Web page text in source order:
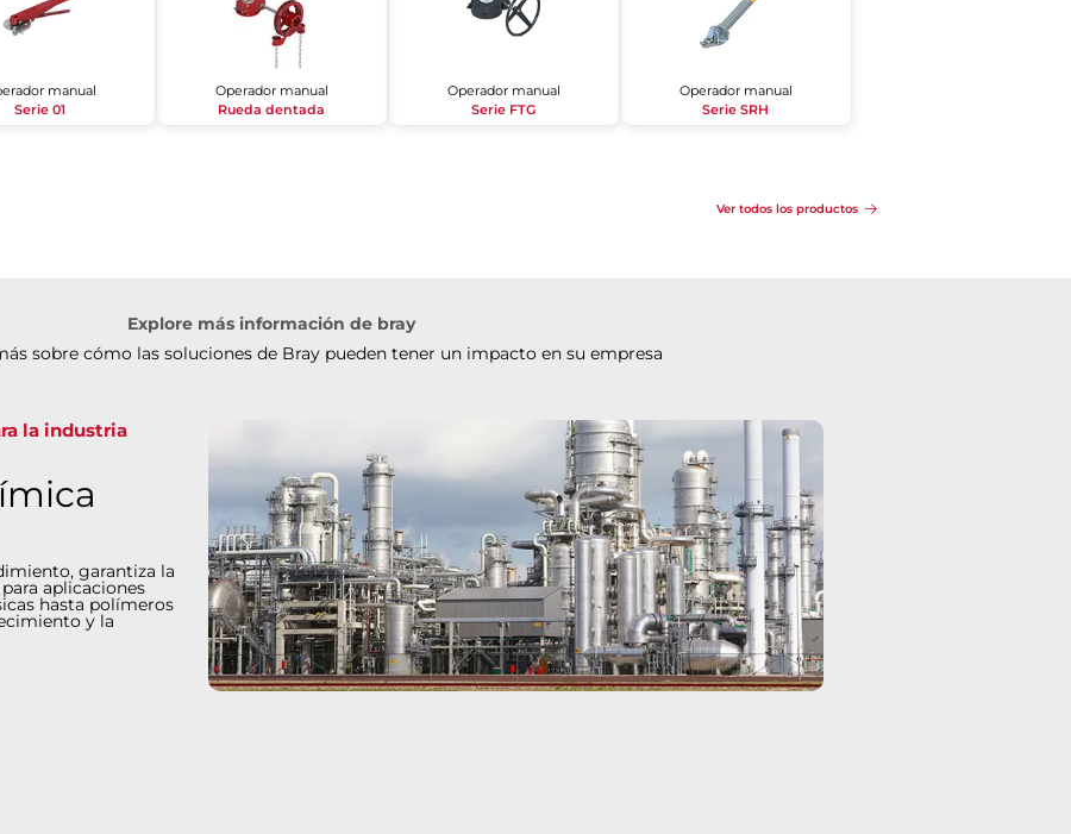
manual
Serie 01
Operador manual
Rueda dentada
Operador manual
Serie FTG
Operador manual
Serie SRH
Ver todos los productos
Explore más información de bray
sobre cómo las soluciones de Bray pueden tener un impacto en su empresa
la industria
garantiza la
aplicaciones
hasta polímeros
y la